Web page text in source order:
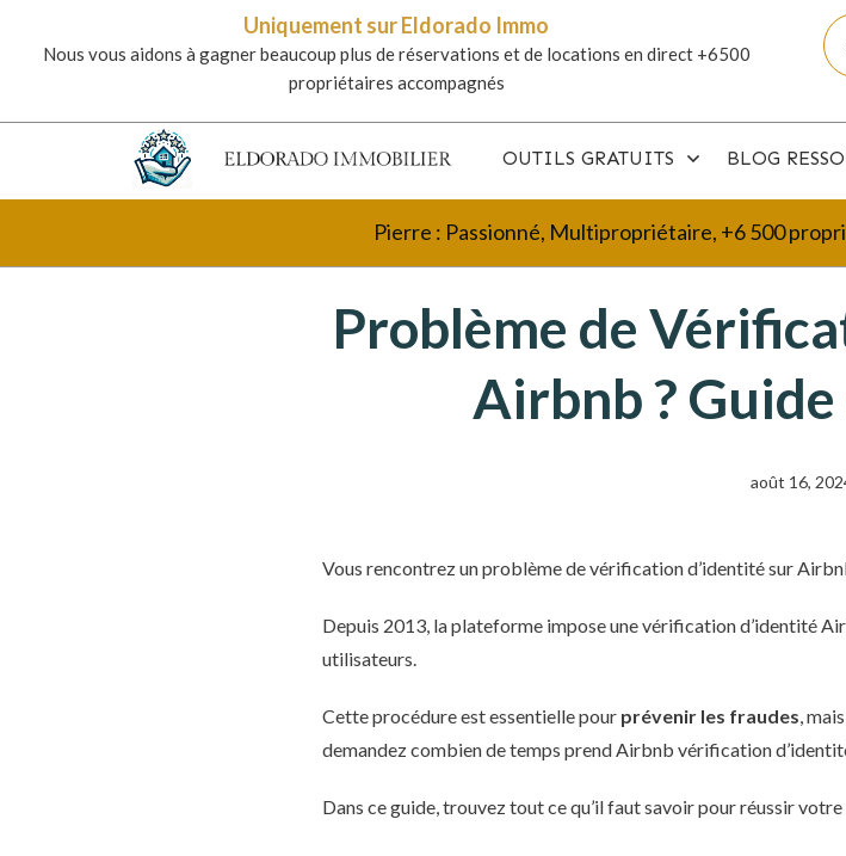
Uniquement sur Eldorado Immo
Nous vous aidons à gagner beaucoup plus de réservations et de locations en direct +6500
propriétaires accompagnés
OUTILS GRATUITS BLOG
Pierre : Passionné, Multipropriétaire, +6 500
Problème de
Airbnb ?
août 16,
Vous rencontrez un problème de vérification d’identité sur
Depuis 2013, la plateforme impose une vérification d’identité
utilisateurs.
Cette procédure est essentielle pour prévenir les fraudes,
demandez combien de temps prend Airbnb vérification
Dans ce guide, trouvez tout ce qu’il faut savoir pour réussir